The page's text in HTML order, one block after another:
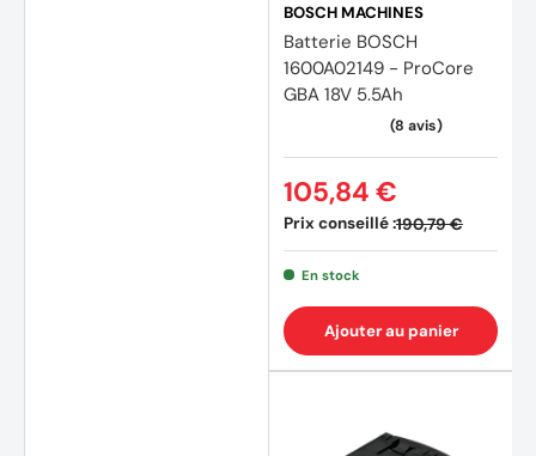
BOSCH MACHINES
Batterie BOSCH
1600A02149 - ProCore
GBA 18V 5.5Ah
Prix conseillé :190,79 €
105,84 €
En stock
Ajouter au panier